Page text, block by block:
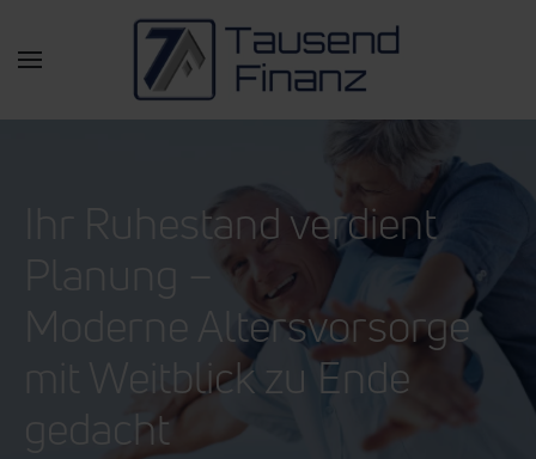
Zum Hauptinhalt springen
Ihr Ruhestand verdient
Planung –
Moderne Altersvorsorge
mit Weitblick zu Ende
gedacht